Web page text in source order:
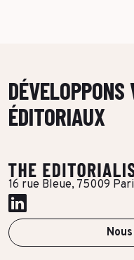
DÉVELOPPONS
ÉDITORIAUX
16 rue Bleue, 75009